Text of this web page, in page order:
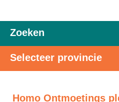
Zoeken
Selecteer provincie
Homo Ontmoetings